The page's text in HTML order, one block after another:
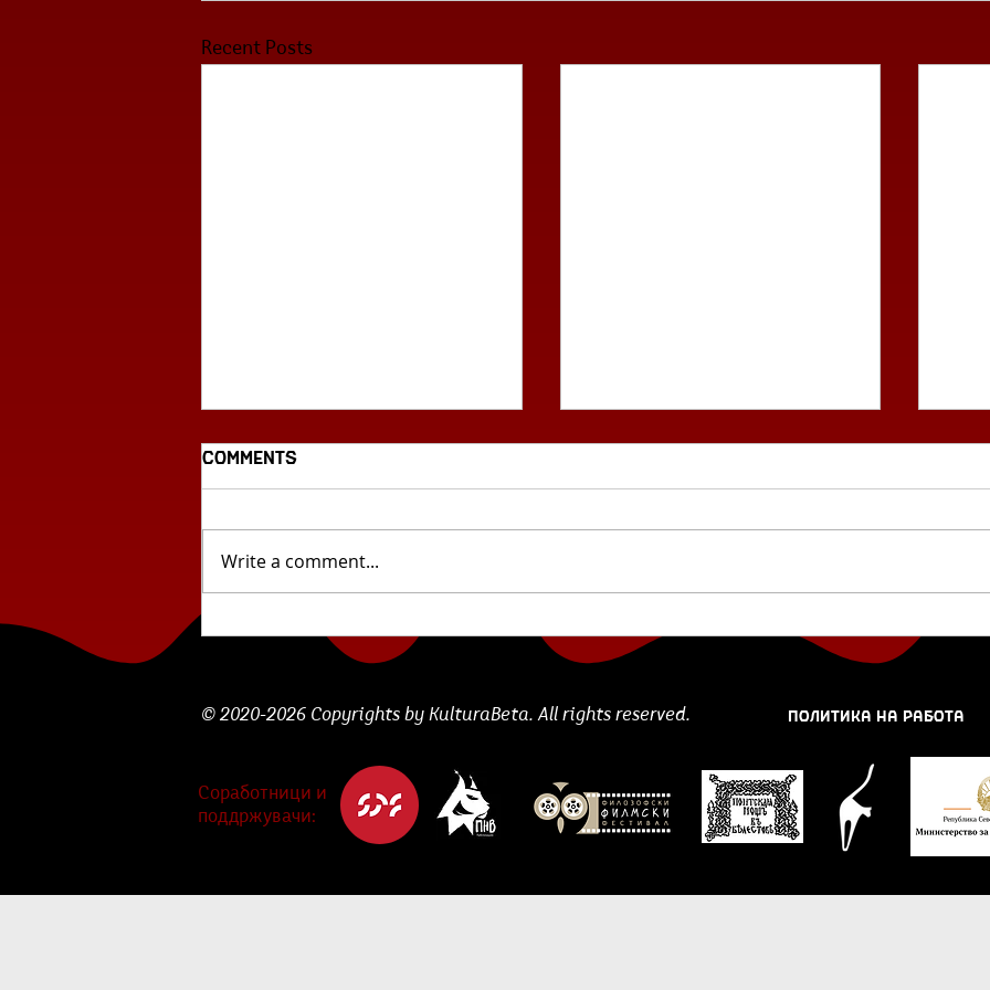
Recent Posts
и метаморфозите на
„Градинарот и смртта“
Животот и неговата
Comments
Write a comment...
© 2020-2026 Copyrights by KulturaBeta. All rights reserved. ПОЛИТИКА НА РАБОТА
Соработници и
поддржувачи: